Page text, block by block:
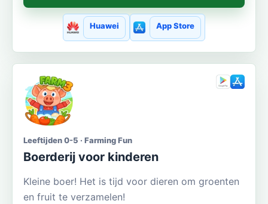
Huawei App Store
Leeftijden 0-5 · Farming Fun
Boerderij voor kinderen
Kleine boer! Het is tijd voor dieren om groenten
en fruit te verzamelen!